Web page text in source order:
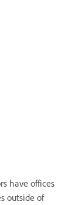
have offices
outside of